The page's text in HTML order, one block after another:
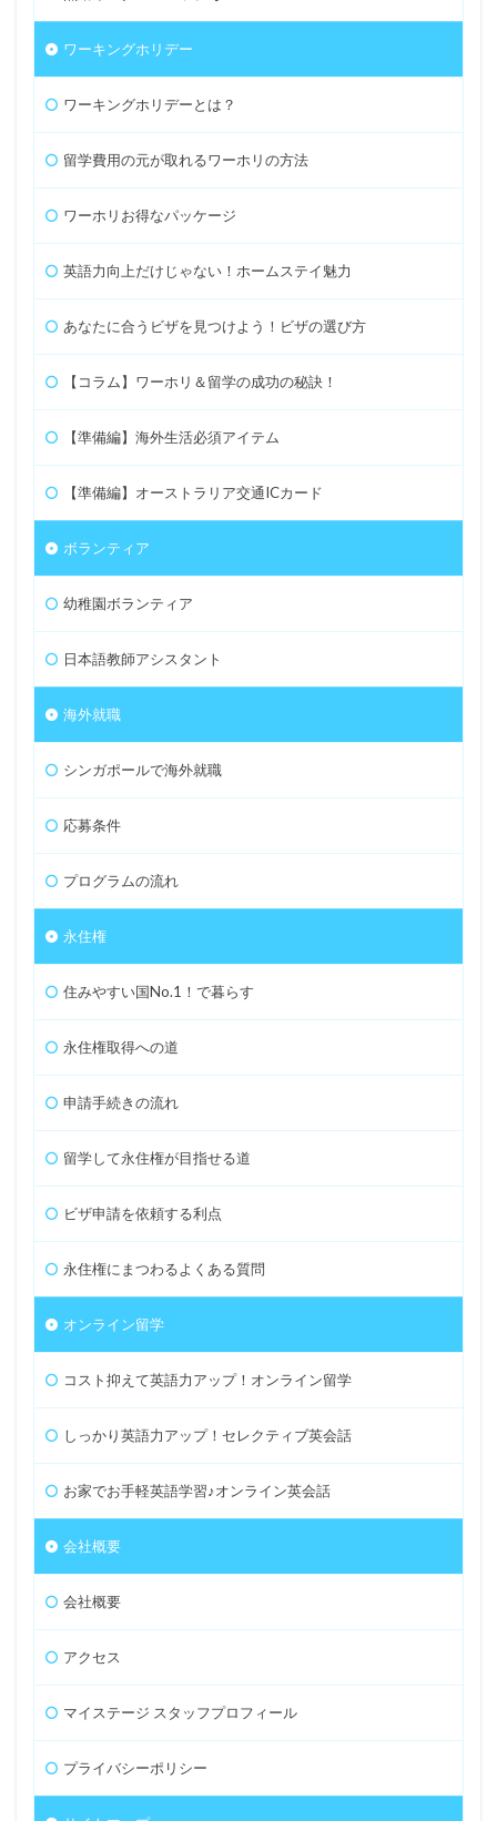
ワーキングホリデー
ワーキングホリデーとは？
留学費用の元が取れるワーホリの方法
ワーホリお得なパッケージ
英語力向上だけじゃない！ホームステイ魅力
あなたに合うビザを見つけよう！ビザの選び方
【コラム】ワーホリ＆留学の成功の秘訣！
【準備編】海外生活必須アイテム
【準備編】オーストラリア交通ICカード
ボランティア
幼稚園ボランティア
日本語教師アシスタント
海外就職
シンガポールで海外就職
応募条件
プログラムの流れ
永住権
住みやすい国No.1！で暮らす
永住権取得への道
申請手続きの流れ
留学して永住権が目指せる道
ビザ申請を依頼する利点
永住権にまつわるよくある質問
オンライン留学
コスト抑えて英語力アップ！オンライン留学
しっかり英語力アップ！セレクティブ英会話
お家でお手軽英語学習♪オンライン英会話
会社概要
会社概要
アクセス
マイステージ スタッフプロフィール
プライバシーポリシー